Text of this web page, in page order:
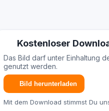
Kostenloser
Das Bild darf unter Einhaltung
genutzt werden.
Bild herunterladen
Mit dem Download stimmst Du